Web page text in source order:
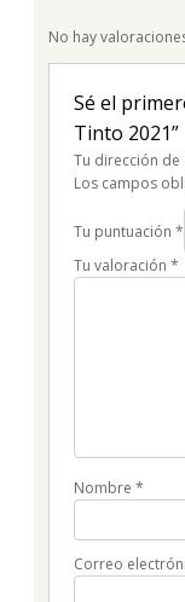
No hay
Sé el
Tinto 2021”
Tu dirección
Los campos
Tu puntuación *
Tu valoración *
Nombre *
Correo